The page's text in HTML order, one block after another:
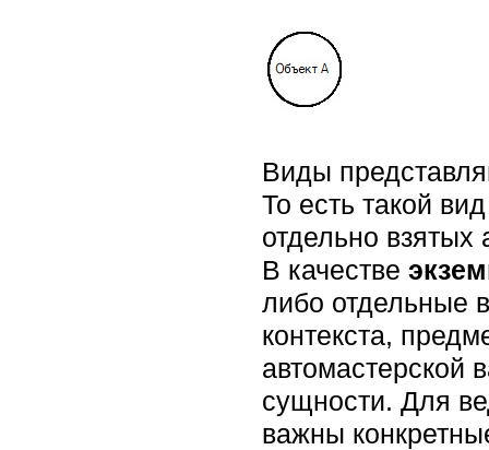
Виды
То есть такой
отдельно взятых
В качестве
либо отдельные
контекста,
автомастерской
сущности. Для
важны